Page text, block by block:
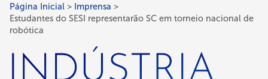
Trilha
navegação
Página Inicial
Imprensa
Estudantes do SESI representarão SC em torneio nacional de
robótica